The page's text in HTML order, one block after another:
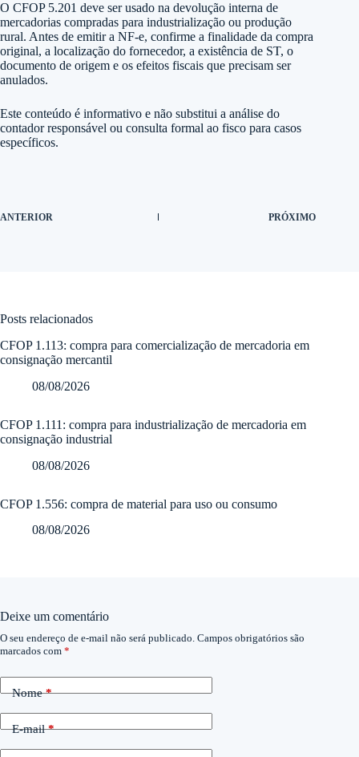
O CFOP 5.201 deve ser usado na devolução interna de
mercadorias compradas para industrialização ou produção
rural. Antes de emitir a NF-e, confirme a finalidade da compra
original, a localização do fornecedor, a existência de ST, o
documento de origem e os efeitos fiscais que precisam ser
anulados.
Este conteúdo é informativo e não substitui a análise do
contador responsável ou consulta formal ao fisco para casos
específicos.
ANTERIOR PRÓXIMO
Posts relacionados
CFOP 1.113: compra para comercialização de mercadoria em
consignação mercantil
08/08/2026
CFOP 1.111: compra para industrialização de mercadoria em
consignação industrial
08/08/2026
CFOP 1.556: compra de material para uso ou consumo
08/08/2026
Deixe um comentário
O seu endereço de e-mail não será publicado. Campos obrigatórios são
marcados com *
Nome*
E-mail*